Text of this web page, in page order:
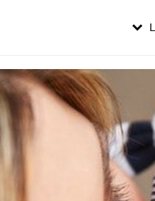
pe măsură ce înaintezi